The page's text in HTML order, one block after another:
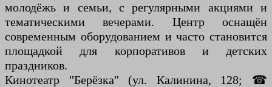
молодёжь и семьи, с регулярными акциями и
тематическими вечерами. Центр оснащён
современным оборудованием и часто становится
площадкой для корпоративов и детских
праздников.
Кинотеатр "Берёзка" (ул. Калинина, 128; ☎